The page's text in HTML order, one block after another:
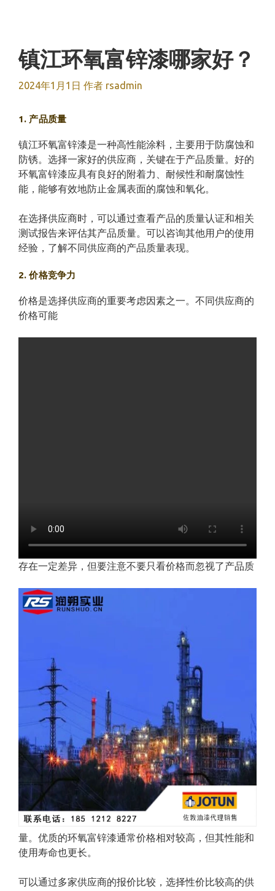
镇江环氧富锌漆哪家好？
2024年1月1日 作者 rsadmin
1. 产品质量
镇江环氧富锌漆是一种高性能涂料，主要用于防腐蚀和
防锈。选择一家好的供应商，关键在于产品质量。好的
环氧富锌漆应具有良好的附着力、耐候性和耐腐蚀性
能，能够有效地防止金属表面的腐蚀和氧化。
在选择供应商时，可以通过查看产品的质量认证和相关
测试报告来评估其产品质量。可以咨询其他用户的使用
经验，了解不同供应商的产品质量表现。
2. 价格竞争力
价格是选择供应商的重要考虑因素之一。不同供应商的
价格可能
存在一定差异，但要注意不要只看价格而忽视了产品质
量。优质的环氧富锌漆通常价格相对较高，但其性能和
使用寿命也更长。
可以通过多家供应商的报价比较，选择性价比较高的供